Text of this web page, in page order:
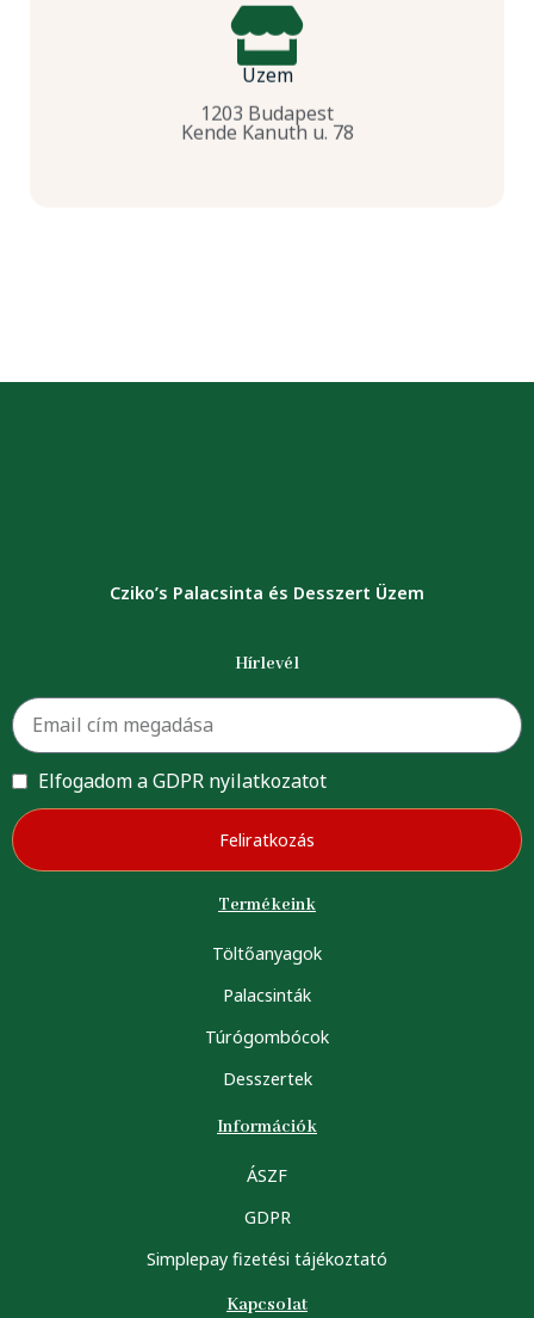
Üzem
1203 Budapest
Kende Kanuth u. 78
Cziko’s Palacsinta és Desszert Üzem
Hírlevél
Elfogadom a GDPR nyilatkozatot
Feliratkozás
Termékeink
Töltőanyagok
Palacsinták
Túrógombócok
Desszertek
Információk
ÁSZF
GDPR
Simplepay fizetési tájékoztató
Kapcsolat